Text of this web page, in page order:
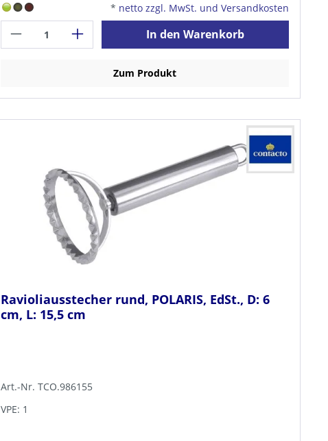
* netto zzgl. MwSt. und Versandkosten
In den Warenkorb
Zum Produkt
Ravioliausstecher rund, POLARIS, EdSt., D: 6
cm, L: 15,5 cm
Art.-Nr. TCO.986155
VPE: 1